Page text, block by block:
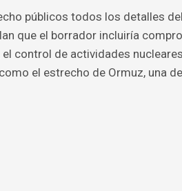
públicos todos los detalles
que el borrador incluiría
control de actividades
el estrecho de Ormuz, una